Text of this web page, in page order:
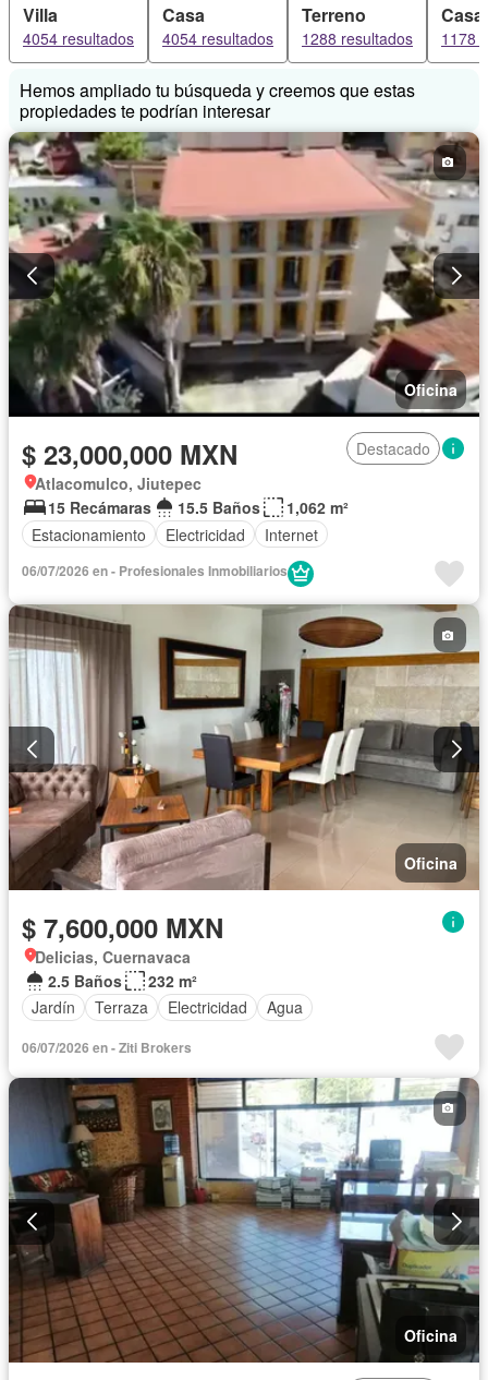
Villa
4054 resultados
Casa
4054 resultados
Terreno
1288 resultados 1178
Hemos ampliado tu búsqueda y creemos que estas
propiedades te podrían interesar
Oficina
$ 23,000,000 MXN
Destacado
Atlacomulco, Jiutepec
15 Recámaras
15.5 Baños
1,062 m²
Estacionamiento
Electricidad Internet
06/07/2026 en - Profesionales Inmobiliarios
Oficina
$ 7,600,000 MXN
Delicias, Cuernavaca
2.5 Baños
232 m²
Jardín
Terraza Electricidad Agua
06/07/2026 en - Ziti Brokers
Oficina